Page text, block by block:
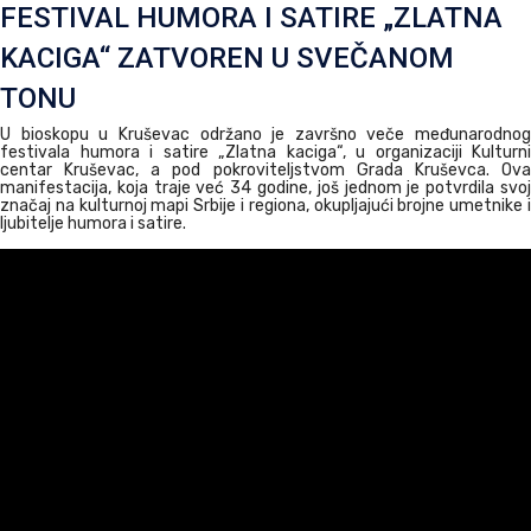
FESTIVAL HUMORA I SATIRE „ZLATNA
KACIGA“ ZATVOREN U SVEČANOM
TONU
U bioskopu u Kruševac održano je završno veče međunarodnog
festivala humora i satire „Zlatna kaciga“, u organizaciji Kulturni
centar Kruševac, a pod pokroviteljstvom Grada Kruševca. Ova
manifestacija, koja traje već 34 godine, još jednom je potvrdila svoj
značaj na kulturnoj mapi Srbije i regiona, okupljajući brojne umetnike i
ljubitelje humora i satire.